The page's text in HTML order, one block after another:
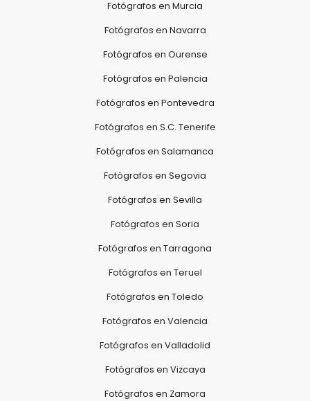
Fotógrafos en Murcia
Fotógrafos en Navarra
Fotógrafos en Ourense
Fotógrafos en Palencia
Fotógrafos en Pontevedra
Fotógrafos en S.C. Tenerife
Fotógrafos en Salamanca
Fotógrafos en Segovia
Fotógrafos en Sevilla
Fotógrafos en Soria
Fotógrafos en Tarragona
Fotógrafos en Teruel
Fotógrafos en Toledo
Fotógrafos en Valencia
Fotógrafos en Valladolid
Fotógrafos en Vizcaya
Fotógrafos en Zamora